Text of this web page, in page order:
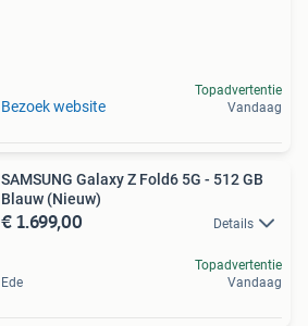
Bezoek website
Topadvertentie
Vandaag
SAMSUNG Galaxy Z Fold6 5G - 512 GB
Blauw (Nieuw)
€ 1.699,00 Details
Ede
Topadvertentie
Vandaag